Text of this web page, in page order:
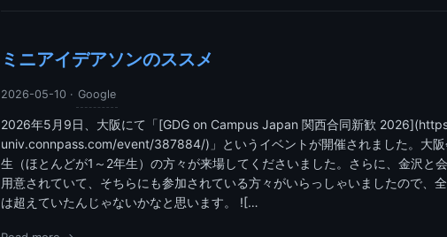
ミニアイデアソンのススメ
2026-05-10 · Google
2026年5月9日、大阪にて「[GDG on Campus Japan 関西合同新歓
univ.connpass.com/event/387884/)」というイベントが開催されました。大
生（ほとんどが1～2年生）の方々が来場してくださいました。さらに、金沢と
用意されていて、そちらにも参加されている方々がいらっしゃいましたので、
は超えていたんじゃないかなと思います。 ![…